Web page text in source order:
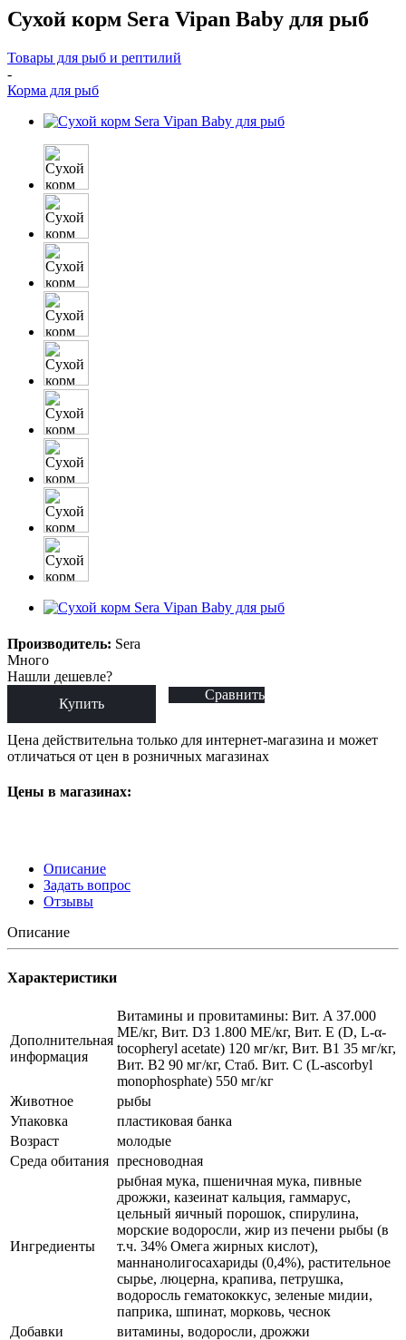
Сухой корм Sera Vipan Baby для рыб
Товары для рыб и рептилий
-
Корма для рыб
Производитель: Sera
Много
Нашли дешевле?
Купить
Сравнить
Цена действительна только для интернет-магазина и может
отличаться от цен в розничных магазинах
Цены в магазинах:
Описание
Задать вопрос
Отзывы
Описание
Характеристики
Дополнительная
информация
Витамины и провитамины: Bит. A 37.000
МЕ/кг, Bит. D3 1.800 МЕ/кг, Bит. E (D, L-α-
tocopheryl acetate) 120 мг/кг, Bит. B1 35 мг/кг,
Bит. B2 90 мг/кг, Стаб. Bит. C (L-ascorbyl
monophosphate) 550 мг/кг
Животное
рыбы
Упаковка
пластиковая банка
Возраст
молодые
Среда обитания пресноводная
Ингредиенты
рыбная мука, пшеничная мука, пивные
дрожжи, казеинат кальция, гаммарус,
цельный яичный порошок, спирулина,
морские водоросли, жир из печени рыбы (в
т.ч. 34% Омега жирных кислот),
маннанолигосахариды (0,4%), растительное
сырье, люцерна, крапива, петрушка,
водоросль гематококкус, зеленые мидии,
паприка, шпинат, морковь, чеснок
Добавки
витамины, водоросли, дрожжи